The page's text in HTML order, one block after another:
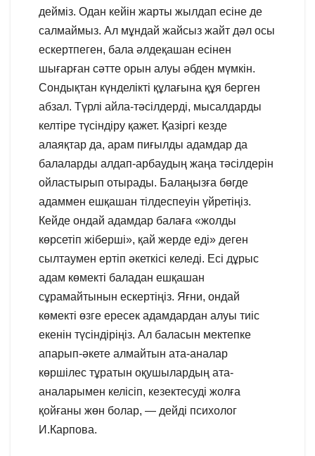
дейміз. Одан кейін жарты жылдап есіне де
салмаймыз. Ал мұндай жайсыз жайт дәл осы
ескертпеген, бала әлдеқашан есінен
шығарған сәтте орын алуы әбден мүмкін.
Сондықтан күнделікті құлағына құя берген
абзал. Түрлі айла-тәсілдерді, мысалдарды
келтіре түсіндіру қажет. Қазіргі кезде
алаяқтар да, арам пиғылды адамдар да
балаларды алдап-арбаудың жаңа тәсілдерін
ойластырып отырады. Балаңызға бөгде
адаммен ешқашан тілдеспеуін үйретіңіз.
Кейде ондай адамдар балаға «жолды
көрсетіп жіберші», қай жерде еді» деген
сылтаумен ертіп әкеткісі келеді. Есі дұрыс
адам көмекті баладан ешқашан
сұрамайтынын ескертіңіз. Яғни, ондай
көмекті өзге ересек адамдардан алуы тиіс
екенін түсіндіріңіз. Ал баласын мектепке
апарып-әкете алмайтын ата-аналар
көршілес тұратын оқушылардың ата-
аналарымен келісіп, кезектесуді жолға
қойғаны жөн болар, — дейді психолог
И.Карпова.